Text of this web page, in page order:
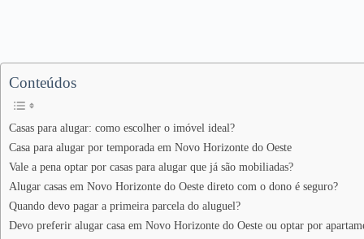
Conteúdos
Casas para alugar: como escolher o imóvel ideal?
Casa para alugar por temporada em Novo Horizonte do Oeste
Vale a pena optar por casas para alugar que já são mobiliadas?
Alugar casas em Novo Horizonte do Oeste direto com o dono é seguro?
Quando devo pagar a primeira parcela do aluguel?
Devo preferir alugar casa em Novo Horizonte do Oeste ou optar por